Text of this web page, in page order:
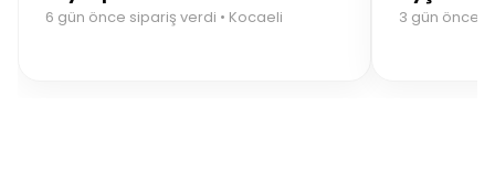
6 gün önce sipariş verdi • Kocaeli 3 gün önce